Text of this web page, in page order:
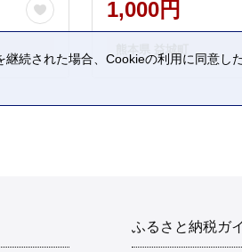
1,000円
熊本県 益城町
ふるさと納税ガ
続された場合、Cookieの利用に同意し